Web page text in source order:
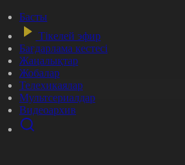
Басты
Тікелей эфир
Бағдарлама кестесі
Жаңалықтар
Жобалар
Телехикаялар
Мультсериалдар
Видеоархив